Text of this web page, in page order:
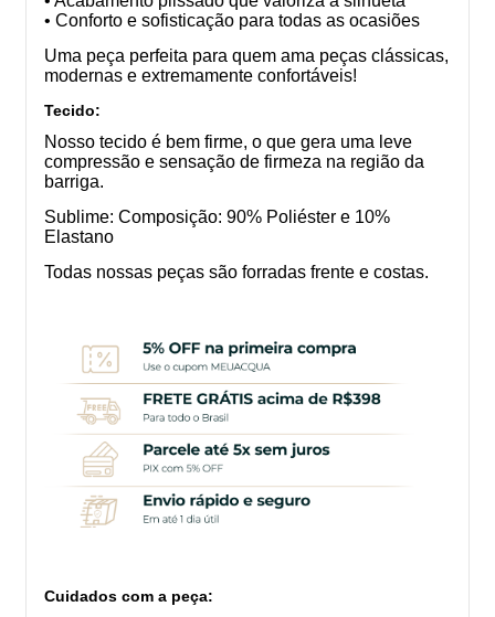
• Conforto e sofisticação para todas as ocasiões
Uma peça perfeita para quem ama peças clássicas,
modernas e extremamente confortáveis!
Tecido:
Nosso tecido é bem firme, o que gera uma leve
compressão e sensação de firmeza na região da
barriga.
Sublime: Composição: 90% Poliéster e 10%
Elastano
Todas nossas peças são forradas frente e costas.
Cuidados com a peça: